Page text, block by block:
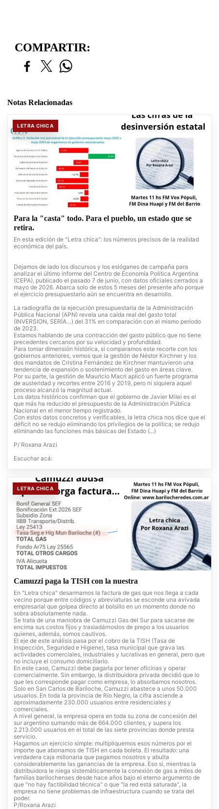
COMPARTIR:
Notas Relacionadas
LETRA CHICA
Para la "casta" todo. Para el pueblo, un estado que se
retira.
En esta edición de "Letra chica": los números precisos de la realidad
económica del país.
Dejamos de lado los discursos y los eslóganes de campaña para
analizar el último informe del Centro de Economía Política Argentina
(CEPA), publicado el pasado 7 de junio, con datos oficiales cerrados a
mayo de 2026. Abarca solo de estos 5 meses del presente año porque
el ejercicio presupuestario aún se encuentra en desarrollo.
La radiografía de la ejecución presupuestaria de la Administración
Pública Nacional (APN) revela una caída real del gasto total
(INVERSION, SERÍA…) del 31% en comparación con el mismo período
de 2023.
Estamos hablando de una contracción del gasto público que no tiene
precedentes cercanos por su velocidad y profundidad.
Para tomar dimensión histórica, si comparamos este recorte con los
gobiernos anteriores, vemos que la gestión de Néstor Kirchner y los
dos mandatos de Cristina Fernández de Kirchner mantuvieron una
tendencia de expansión o sostenimiento del gasto en áreas clave.
Por su parte, la gestión de Mauricio Macri aplicó un fuerte programa
de austeridad y recortes entre 2016 y 2019, pero ni siquiera aquel
proceso alcanzó la magnitud actual.
Los datos históricos confirman que el gobierno de Javier Milei es el
que más ha reducido el presupuesto de la Administración Pública
Nacional en el menor tiempo registrado.
Con estos datos concretos y verificables, la letra chica nos dice que el
déficit no se redujo eliminando los privilegios de la política; se redujo
eliminando las funciones más básicas del Estado (...)
P/ Roxana Arazi
Escuchar acá:
LETRA CHICA
Camuzzi paga la TISH con la nuestra
En "Letra chica" desarmamos la factura de gas que nos llega a cada
vecino porque entre códigos y abreviaturas se esconde una avivada
empresarial que golpea directo al bolsillo en un momento donde no
sobra absolutamente nada.
Se trata de una maniobra de Camuzzi Gas del Sur para sacarse de
encima sus costos fijos y trasladárnoslos de prepo a los usuarios
quienes, además, somos cautivos.
El eje de este análisis pasa por el cobro de la TISH (Tasa de
Inspección, Seguridad e Higiene), tasa municipal que grava las
actividades comerciales, industriales y lucrativas en general, pero que
no incluye el consumo domiciliario.
En este caso, Camuzzi debe pagarla por tener oficinas y operar
comercialmente. Sin embargo, la distribuidora privada decidió que lo
que les corresponde pagar como empresa, lo absorbamos nosotros.
Solo en San Carlos de Bariloche, Camuzzi abastece a unos 50.000
usuarios. En toda la provincia de Río Negro, la cifra asciende a
aproximadamente 230.000 usuarios entre residenciales y
comerciales.
A nivel general, la empresa opera en toda su zona de concesión del
sur argentino sumando más de 664.000 clientes, y supera los
2.213.000 usuarios en el total de las siete provincias donde presta
servicio.
Hagamos un ejercicio simple: multipliquemos esos números por el
importe que abonamos de TISH en cada boleta. El resultado: una
verdadera caja millonaria que pagamos nosotros y abulta
considerablemente las ganancias de la empresa. Eso si, mientras la
distribuidora le niega sistemáticamente la conexión de gas a miles de
familias barilochenses desde hace años bajo el eterno argumento de
que "no hay factibilidad técnica" o que "la red está saturada", la
empresa no tiene problemas de infraestructura cuando se trata del
poder.
P/Roxana Arazi